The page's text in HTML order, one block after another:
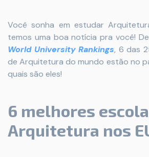
Você sonha em estudar
temos uma boa notícia pra você!
World University Rankings, 6 das
de Arquitetura do mundo estão no
quais são eles!
6 melhores
Arquitetura nos